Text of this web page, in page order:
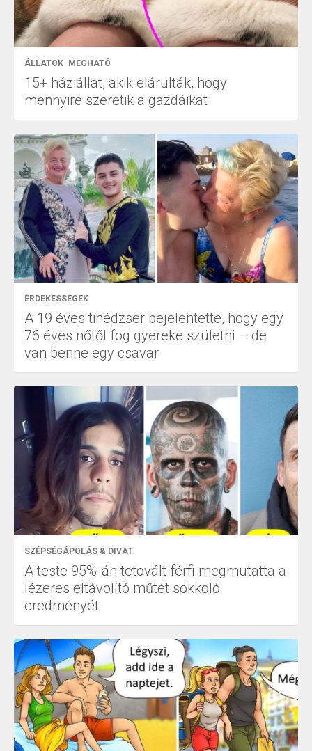
ÁLLATOK MEGHATÓ
15+ háziállat, akik elárulták, hogy
mennyire szeretik a gazdáikat
ÉRDEKESSÉGEK
A 19 éves tinédzser bejelentette, hogy egy
76 éves nőtől fog gyereke születni – de
van benne egy csavar
SZÉPSÉGÁPOLÁS & DIVAT
A teste 95%-án tetovált férfi megmutatta a
lézeres eltávolító műtét sokkoló
eredményét